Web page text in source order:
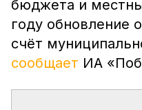
бюджета и
году обновление
счёт
сообщает ИА